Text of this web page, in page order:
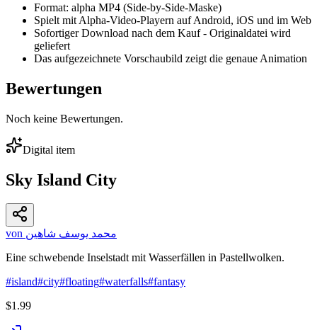
Format: alpha MP4 (Side-by-Side-Maske)
Spielt mit Alpha-Video-Playern auf Android, iOS und im Web
Sofortiger Download nach dem Kauf - Originaldatei wird
geliefert
Das aufgezeichnete Vorschaubild zeigt die genaue Animation
Bewertungen
Noch keine Bewertungen.
Digital item
Sky Island City
von محمد يوسف شاهين
Eine schwebende Inselstadt mit Wasserfällen in Pastellwolken.
#island#city#floating#waterfalls#fantasy
$1.99